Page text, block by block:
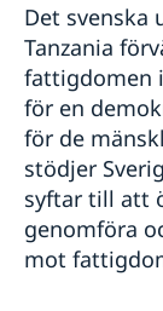
Det svenska
Tanzania
fattigdomen
för en
för de
stödjer
syftar till att
genomföra
mot